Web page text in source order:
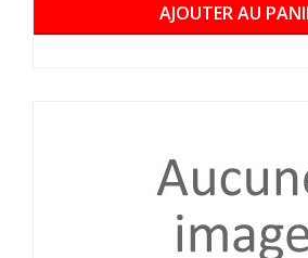
AJOUTER AU